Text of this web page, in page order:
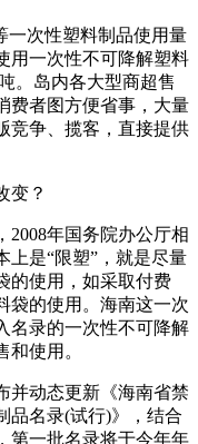
一次性塑料制品使用量
用一次性不可降解塑料
。岛内各大型商超售
费者图方便省事，大量
竞争、揽客，直接提供
变？
年国务院办公厅相
上是“限塑”，就是尽量
的使用，如采取付费
袋的使用。海南这一次
名录的一次性不可降解
使用。
并动态更新《海南省禁
品名录(试行)》，结合
第一批名录将于今年年